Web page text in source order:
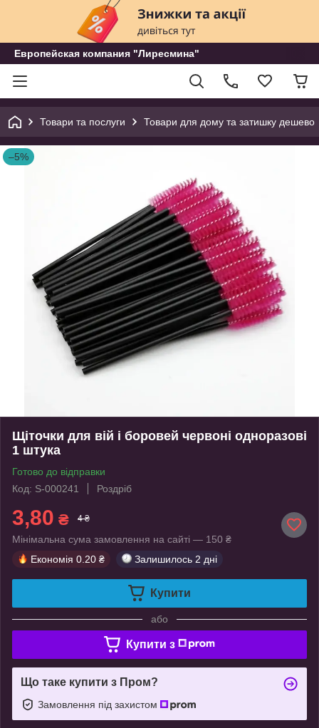
Европейская компания "Лиресмина"
Товари та послуги Товари для дому та затишку дешево
–5%
Щіточки для вій і боровей червоні одноразові
1 штука
Готово до відправки
Код: S-000241
Роздріб
3,80 ₴ 4 ₴
Мінімальна сума замовлення на сайті — 150 ₴
Економія 0.20 ₴ Залишилось 2 дні
Купити
або
Купити з
Що таке купити з Пром?
Замовлення під захистом